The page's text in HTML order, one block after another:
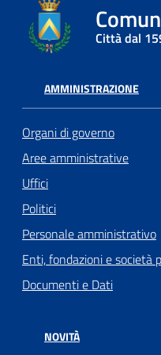
Città dal
AMMINISTRAZIONE
Organi di governo
Aree amministrative
Uffici
Politici
Personale amministrativo
Enti, fondazioni e società
Documenti e Dati
NOVITÀ